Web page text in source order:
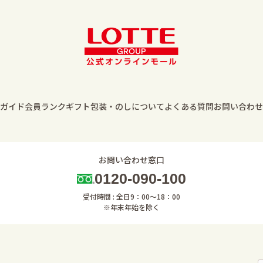
イド会員ランクギフト包装・のしについてよくある質問お問い合わせ
お問い合わせ窓口
0120-090-100
受付時間 : 全日9：00～18：00
※年末年始を除く